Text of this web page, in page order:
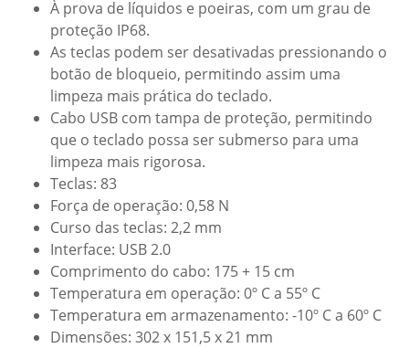
À prova de líquidos e poeiras, com um grau de
proteção IP68.
As teclas podem ser desativadas pressionando o
botão de bloqueio, permitindo assim uma
limpeza mais prática do teclado.
Cabo USB com tampa de proteção, permitindo
que o teclado possa ser submerso para uma
limpeza mais rigorosa.
Teclas: 83
Força de operação: 0,58 N
Curso das teclas: 2,2 mm
Interface: USB 2.0
Comprimento do cabo: 175 + 15 cm
Temperatura em operação: 0º C a 55º C
Temperatura em armazenamento: -10º C a 60º C
Dimensões: 302 x 151,5 x 21 mm